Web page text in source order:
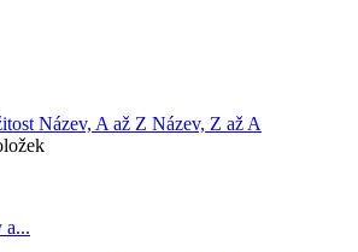
Název, A až Z Název, Z až A